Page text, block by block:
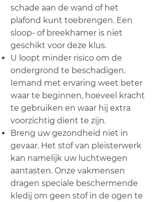
schade aan de wand of het
plafond kunt toebrengen. Een
sloop- of breekhamer is niet
geschikt voor deze klus.
U loopt minder risico om de
ondergrond te beschadigen.
Iemand met ervaring weet beter
waar te beginnen, hoeveel kracht
te gebruiken en waar hij extra
voorzichtig dient te zijn.
Breng uw gezondheid niet in
gevaar. Het stof van pleisterwerk
kan namelijk uw luchtwegen
aantasten. Onze vakmensen
dragen speciale beschermende
kledij om geen stof in de ogen te